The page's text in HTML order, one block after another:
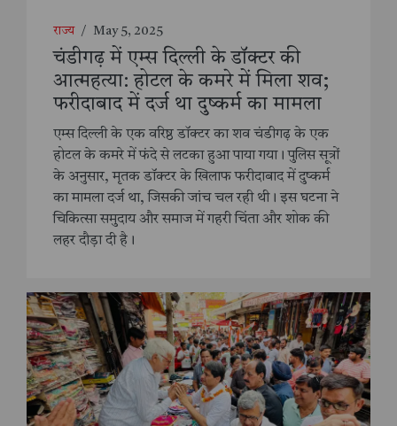
राज्य / May 5, 2025
चंडीगढ़ में एम्स दिल्ली के डॉक्टर की
आत्महत्या: होटल के कमरे में मिला शव;
फरीदाबाद में दर्ज था दुष्कर्म का मामला
एम्स दिल्ली के एक वरिष्ठ डॉक्टर का शव चंडीगढ़ के एक
होटल के कमरे में फंदे से लटका हुआ पाया गया। पुलिस सूत्रों
के अनुसार, मृतक डॉक्टर के खिलाफ फरीदाबाद में दुष्कर्म
का मामला दर्ज था, जिसकी जांच चल रही थी। इस घटना ने
चिकित्सा समुदाय और समाज में गहरी चिंता और शोक की
लहर दौड़ा दी है।